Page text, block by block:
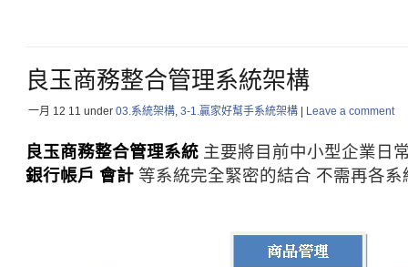
良玉商務整合管理系統架構
一月 12 11 under 03.系統架構, 3-1.贏家好幫手系統架構 Leave a comment
良玉商務整合管理系統 主要將目前中小型企業日
銀行帳戶 會計 等系統完全緊密的結合 不需再各